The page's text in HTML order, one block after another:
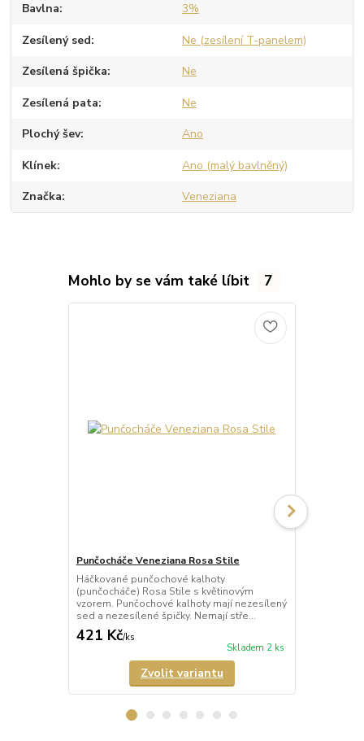
Bavlna 3%
Zesílený sed Ne (zesílení T-panelem)
Zesílená špička Ne
Zesílená pata Ne
Plochý šev Ano
Klínek Ano (malý bavlněný)
Značka Veneziana
Mohlo by se vám také líbit 7
Punčocháče Veneziana Rosa Stile
Háčkované punčochové kalhoty
(punčocháče) Rosa Stile s květinovým
vzorem. Punčochové kalhoty mají nezesílený
sed a nezesílené špičky. Nemají stře...
421 Kč/ks
Skladem 2 ks
Zvolit variantu